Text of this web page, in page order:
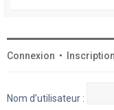
Connexion • Inscription
Nom d’utilisateur :